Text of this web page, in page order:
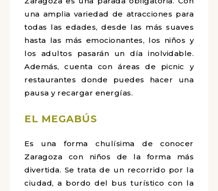
una amplia variedad de atracciones para
todas las edades, desde las más suaves
hasta las más emocionantes, los niños y
los adultos pasarán un día inolvidable.
Además, cuenta con áreas de picnic y
restaurantes donde puedes hacer una
pausa y recargar energías.
EL MEGABÚS
Es una forma chulísima de conocer
Zaragoza con niños de la forma más
divertida. Se trata de un recorrido por la
ciudad, a bordo del bus turístico con la